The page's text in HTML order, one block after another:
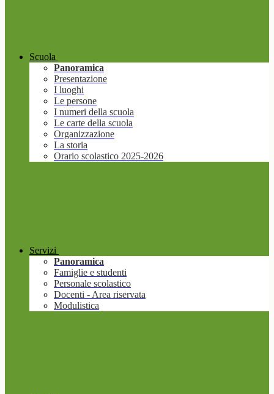
Scuola
Panoramica
Presentazione
I luoghi
Le persone
I numeri della scuola
Le carte della scuola
Organizzazione
La storia
Orario scolastico 2025-2026
Servizi
Panoramica
Famiglie e studenti
Personale scolastico
Docenti - Area riservata
Modulistica